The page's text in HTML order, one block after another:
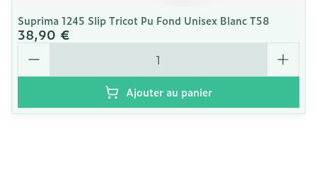
Suprima 1245 Slip Tricot Pu Fond Unisex Blanc T58
38,90 €
Quantité
Ajouter au panier